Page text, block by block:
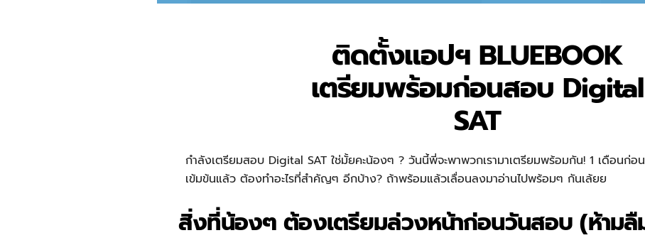
ติดตั้งแอปฯ BLUEBOOK
เตรียมพร้อมก่อนสอบ Digital
SAT
กำลังเตรียมสอบ Digital SAT ใช่มั้ยคะน้องๆ ? วันนี้พี่จะพาพวกเรามาเตรียมพร้อมกัน! 1 เดือนก่
เข้มข้นแล้ว ต้องทำอะไรที่สำคัญๆ อีกบ้าง? ถ้าพร้อมแล้วเลื่อนลงมาอ่านไปพร้อมๆ กันเล้ยย
สิ่งที่น้องๆ ต้องเตรียมล่วงหน้าก่อนวันสอบ (ห้ามลื